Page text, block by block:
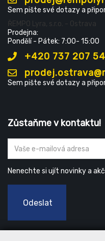
Sem pište své dotazy a
ŘEMPO Lyra, s.r.o. - Ostrava
Prodejna:
Pondělí - Pátek: 7:00- 15:00
+420 737 207
Sem pište své dotazy a
Zůstaňme v kontaktu!
Nenechte si ujít novinky a
Odeslat